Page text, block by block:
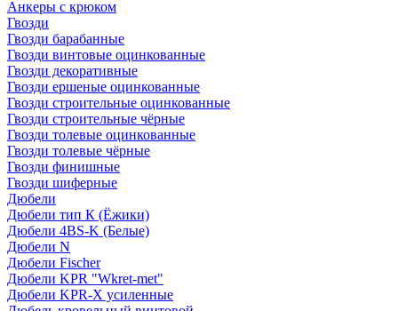
Анкеры с крюком
Гвозди
Гвозди барабанные
Гвозди винтовые оцинкованные
Гвозди декоративные
Гвозди ершеные оцинкованные
Гвозди строительные оцинкованные
Гвозди строительные чёрные
Гвозди толевые оцинкованные
Гвозди толевые чёрные
Гвозди финишные
Гвозди шиферные
Дюбели
Дюбели тип К (Ёжики)
Дюбели 4BS-K (Белые)
Дюбели N
Дюбели Fischer
Дюбели KPR "Wkret-met"
Дюбели KPR-Х усиленные